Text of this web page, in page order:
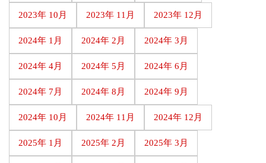
2023年 10月 2023年 11月 2023年 12月
2024年 1月 2024年 2月 2024年 3月
2024年 4月 2024年 5月 2024年 6月
2024年 7月 2024年 8月 2024年 9月
2024年 10月 2024年 11月 2024年 12月
2025年 1月 2025年 2月 2025年 3月